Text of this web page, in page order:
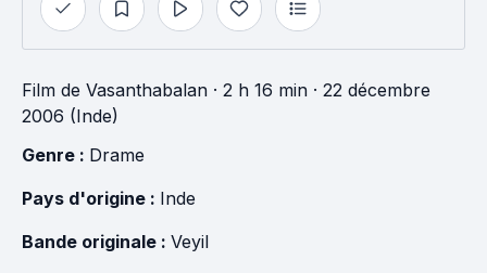
Film de Vasanthabalan · 2 h 16 min · 22 décembre
2006 (Inde)
Genre : Drame
Pays d'origine : Inde
Bande originale : Veyil